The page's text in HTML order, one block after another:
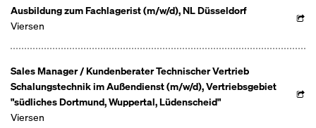
Ausbildung zum Fachlagerist (m/w/d), NL Düsseldorf
Viersen
Sales Manager / Kundenberater Technischer Vertrieb
Schalungstechnik im Außendienst (m/w/d), Vertriebsgebiet
"südliches Dortmund, Wuppertal, Lüdenscheid"
Viersen